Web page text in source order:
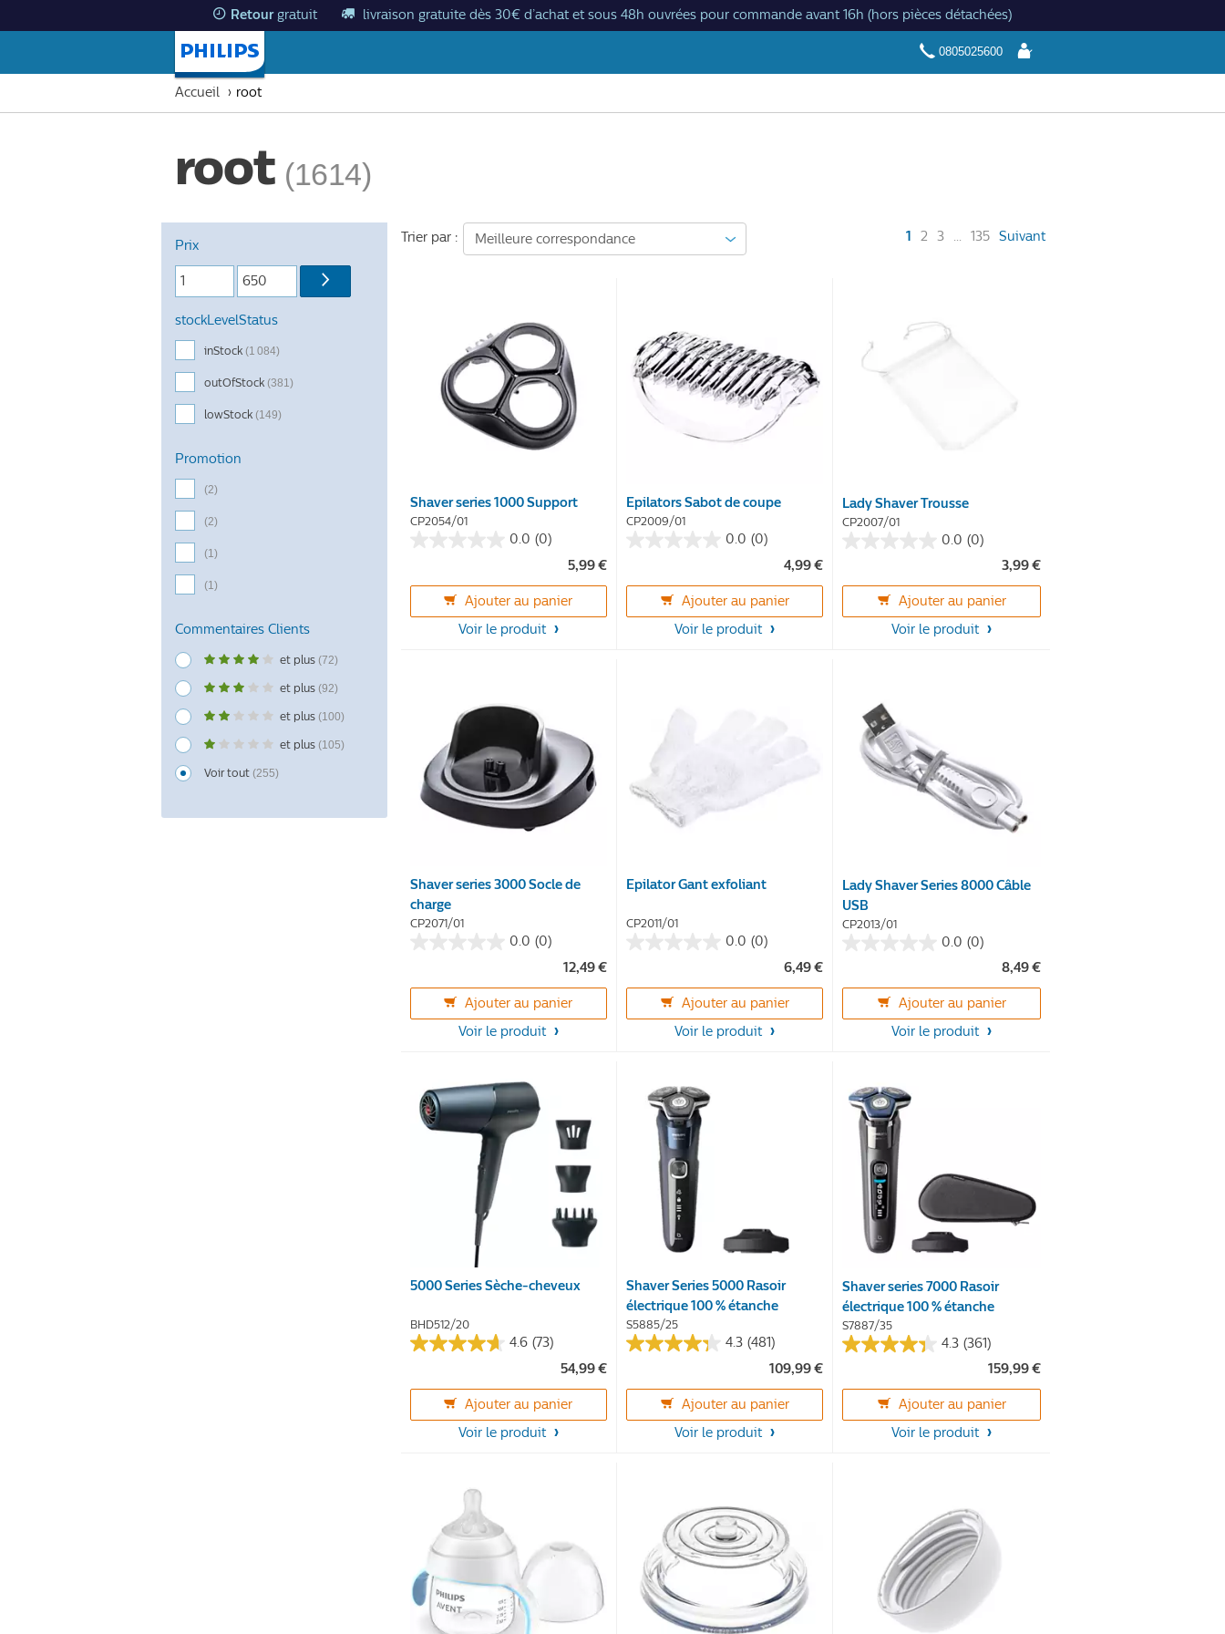
Retourgratuit livraison gratuite dès 30€ d’achat et sous 48h ouvrées pour commande avant 16h (hors pièces détachées)
0805025600
Se
connecter
Accueil root
root (1614)
Prix
stockLevelStatus
inStock (1 084)
outOfStock (381)
lowStock (149)
Promotion
(2)
(2)
(1)
(1)
Commentaires Clients
et plus (72)
et plus (92)
et plus (100)
et plus (105)
Voir tout (255)
Trier par : 1(current)
2 3 ... 135 Suivant
Shaver series 1000 Support
CP2054/01
0.0 (0)
5
étoiles.
5,99 €
Ajouter au panier
Voir le produit
Epilators Sabot de coupe
CP2009/01
0.0 (0)
5
étoiles.
4,99 €
Ajouter au panier
Voir le produit
Lady Shaver Trousse
CP2007/01
0.0 (0)
5
étoiles.
3,99 €
Ajouter au panier
Voir le produit
Shaver series 3000 Socle de
charge
CP2071/01
0.0 (0)
5
étoiles.
12,49 €
Ajouter au panier
Voir le produit
Epilator Gant exfoliant
CP2011/01
0.0 (0)
5
étoiles.
6,49 €
Ajouter au panier
Voir le produit
Lady Shaver Series 8000 Câble
USB
CP2013/01
0.0 (0)
5
étoiles.
8,49 €
Ajouter au panier
Voir le produit
5000 Series Sèche-cheveux
BHD512/20
4.6 (73)
4.6
5
étoiles.
54,99 €
Ajouter au panier
Voir le produit
Shaver Series 5000 Rasoir
électrique 100 % étanche
S5885/25
4.3 (481)
4.3
5
étoiles.
109,99 €
Ajouter au panier
Voir le produit
Shaver series 7000 Rasoir
électrique 100 % étanche
S7887/35
4.3 (361)
4.3
5
étoiles.
159,99 €
Ajouter au panier
Voir le produit